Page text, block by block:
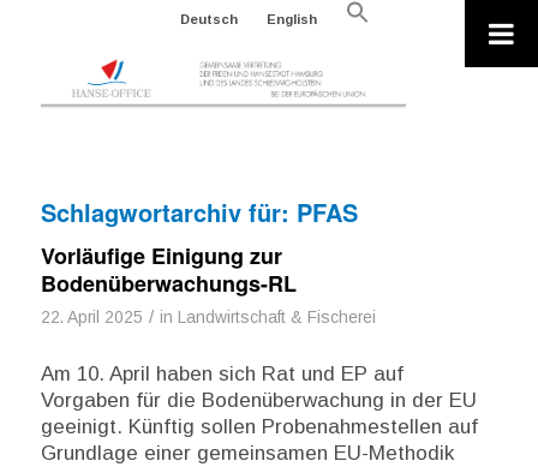
Deutsch English
Search
Schlagwortarchiv für: PFAS
Vorläufige Einigung zur
Bodenüberwachungs-RL
22. April 2025 / in Landwirtschaft & Fischerei
Am 10. April haben sich Rat und EP auf
Vorgaben für die Bodenüberwachung in der EU
geeinigt. Künftig sollen Probenahmestellen auf
Grundlage einer gemeinsamen EU-Methodik